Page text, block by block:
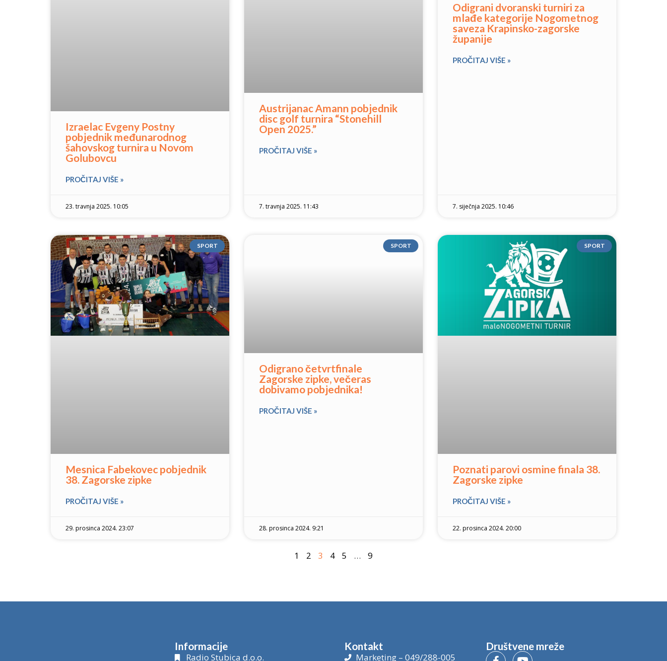
Izraelac Evgeny Postny
pobjednik međunarodnog
šahovskog turnira u Novom
Golubovcu
PROČITAJ VIŠE »
23. travnja 2025. 10:05
Austrijanac Amann pobjednik
disc golf turnira “Stonehill
Open 2025.”
PROČITAJ VIŠE »
7. travnja 2025. 11:43
Odigrani dvoranski turniri za
mlađe kategorije Nogometnog
saveza Krapinsko-zagorske
županije
PROČITAJ VIŠE »
7. siječnja 2025. 10:46
SPORT
Mesnica Fabekovec pobjednik
38. Zagorske zipke
PROČITAJ VIŠE »
29. prosinca 2024. 23:07
SPORT
Odigrano četvrtfinale
Zagorske zipke, večeras
dobivamo pobjednika!
PROČITAJ VIŠE »
28. prosinca 2024. 9:21
SPORT
Poznati parovi osmine finala 38.
Zagorske zipke
PROČITAJ VIŠE »
22. prosinca 2024. 20:00
1 2 3 4 5 … 9
Informacije
Radio Stubica d.o.o.
Kontakt
Marketing – 049/288-005
Društvene mreže